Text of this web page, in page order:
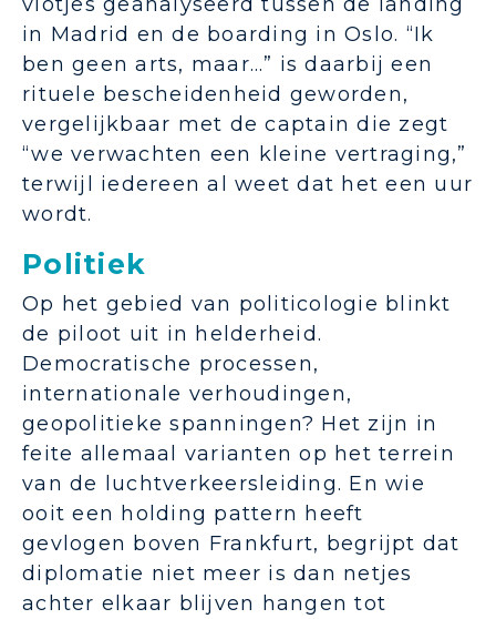
in Madrid en de boarding in Oslo. “Ik
ben geen arts, maar…” is daarbij een
rituele bescheidenheid geworden,
vergelijkbaar met de captain die zegt
“we verwachten een kleine vertraging,”
terwijl iedereen al weet dat het een uur
wordt.
Politiek
Op het gebied van politicologie blinkt
de piloot uit in helderheid.
Democratische processen,
internationale verhoudingen,
geopolitieke spanningen? Het zijn in
feite allemaal varianten op het terrein
van de luchtverkeersleiding. En wie
ooit een holding pattern heeft
gevlogen boven Frankfurt, begrijpt dat
diplomatie niet meer is dan netjes
achter elkaar blijven hangen tot